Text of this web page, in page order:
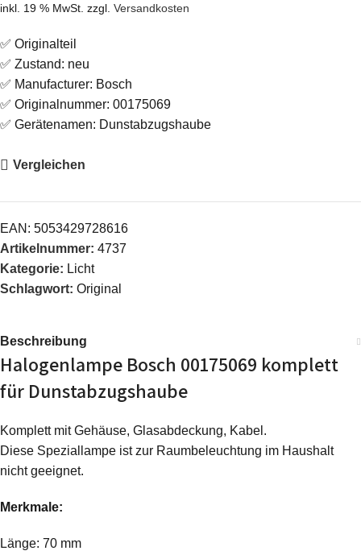
inkl. 19 % MwSt. zzgl. Versandkosten
✅ Originalteil
✅ Zustand: neu
✅ Manufacturer: Bosch
✅ Originalnummer: 00175069
✅ Gerätenamen: Dunstabzugshaube
Vergleichen
EAN: 5053429728616
Artikelnummer: 4737
Kategorie: Licht
Schlagwort: Original
Beschreibung
Halogenlampe Bosch 00175069 komplett
für Dunstabzugshaube
Komplett mit Gehäuse, Glasabdeckung, Kabel.
Diese Speziallampe ist zur Raumbeleuchtung im Haushalt
nicht geeignet.
Merkmale:
Länge: 70 mm